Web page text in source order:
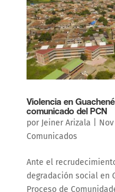
Violencia en
comunicado del PCN
por Jeiner Arizala
Comunicados
Ante el
degradación social en
Proceso de